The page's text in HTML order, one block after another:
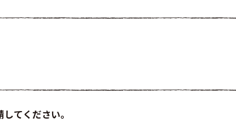
てください。